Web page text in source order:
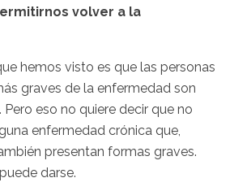
volver a la
hemos visto es que las personas
graves de la enfermedad son
eso no quiere decir que no
enfermedad crónica que,
presentan formas graves.
darse.